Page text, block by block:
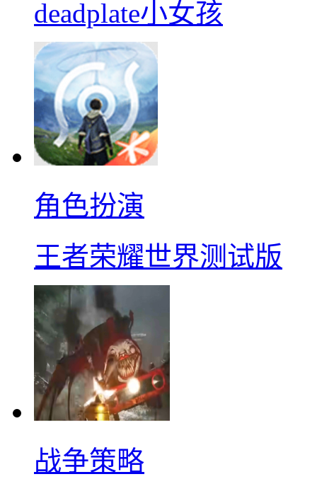
deadplate小女孩
角色扮演
王者荣耀世界测试版
战争策略